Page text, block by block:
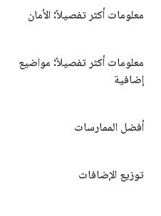
معلومات أكثر تفصيلاً: الأمان
معلومات أكثر تفصيلاً: مواضيع
إضافية
أفضل الممارسات
توزيع الإضافات